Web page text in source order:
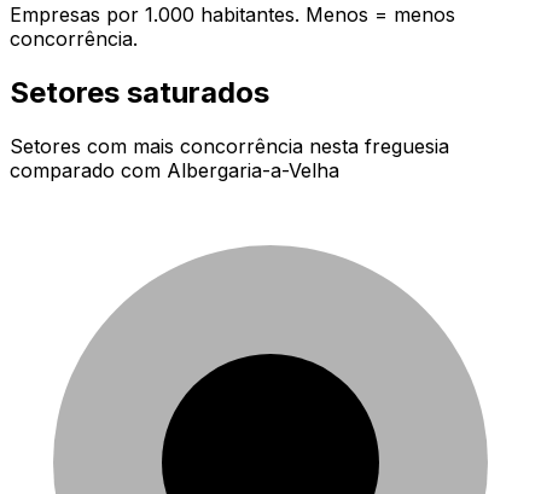
Empresas por 1.000 habitantes. Menos = menos
concorrência.
Setores saturados
Setores com mais concorrência nesta freguesia
comparado com Albergaria-a-Velha